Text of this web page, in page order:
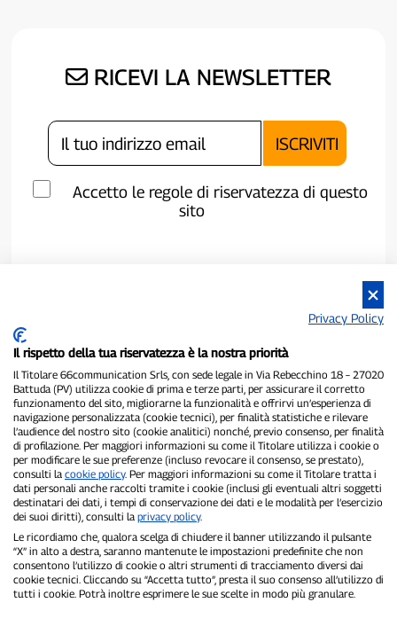
RICEVI LA NEWSLETTER
Accetto le regole di riservatezza di questo
sito
P300.it è una Testata Giornalistica indipendente
Registrazione numero 1/2021 del 1/2/2021 - Tribunale di Pavia
Proprietario ed editore:66communication Srls- P.IVA
02798890188
Direttore Responsabile:Alessandro Secchi- Vicedirettore:Federico
Benedusi
Privacy Policy-Cookie Policy
"Se è successo davvero, lo trovi su P300.it"
Copyright © P300.it 2012-2026
Privacy Policy
Il rispetto della tua riservatezza è la nostra priorità
Il Titolare 66communication Srls, con sede legale in Via Rebecchino 18 – 27020
Battuda (PV) utilizza cookie di prima e terze parti, per assicurare il corretto
funzionamento del sito, migliorarne la funzionalità e offrirvi un’esperienza di
navigazione personalizzata (cookie tecnici), per finalità statistiche e rilevare
l’audience del nostro sito (cookie analitici) nonché, previo consenso, per finalità
di profilazione. Per maggiori informazioni su come il Titolare utilizza i cookie o
per modificare le sue preferenze (incluso revocare il consenso, se prestato),
consulti la cookie policy. Per maggiori informazioni su come il Titolare tratta i
dati personali anche raccolti tramite i cookie (inclusi gli eventuali altri soggetti
destinatari dei dati, i tempi di conservazione dei dati e le modalità per l’esercizio
dei suoi diritti), consulti la privacy policy.
Le ricordiamo che, qualora scelga di chiudere il banner utilizzando il pulsante
“X” in alto a destra, saranno mantenute le impostazioni predefinite che non
consentono l’utilizzo di cookie o altri strumenti di tracciamento diversi dai
cookie tecnici. Cliccando su “Accetta tutto”, presta il suo consenso all’utilizzo di
tutti i cookie. Potrà inoltre esprimere le sue scelte in modo più granulare.